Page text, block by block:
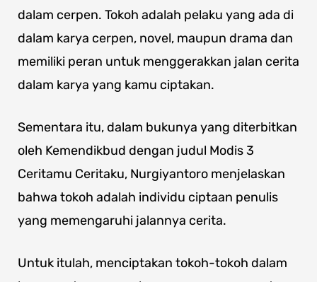
dalam cerpen. Tokoh adalah pelaku yang ada di
dalam karya cerpen, novel, maupun drama dan
memiliki peran untuk menggerakkan jalan cerita
dalam karya yang kamu ciptakan.
Sementara itu, dalam bukunya yang diterbitkan
oleh Kemendikbud dengan judul Modis 3
Ceritamu Ceritaku, Nurgiyantoro menjelaskan
bahwa tokoh adalah individu ciptaan penulis
yang memengaruhi jalannya cerita.
Untuk itulah, menciptakan tokoh-tokoh dalam